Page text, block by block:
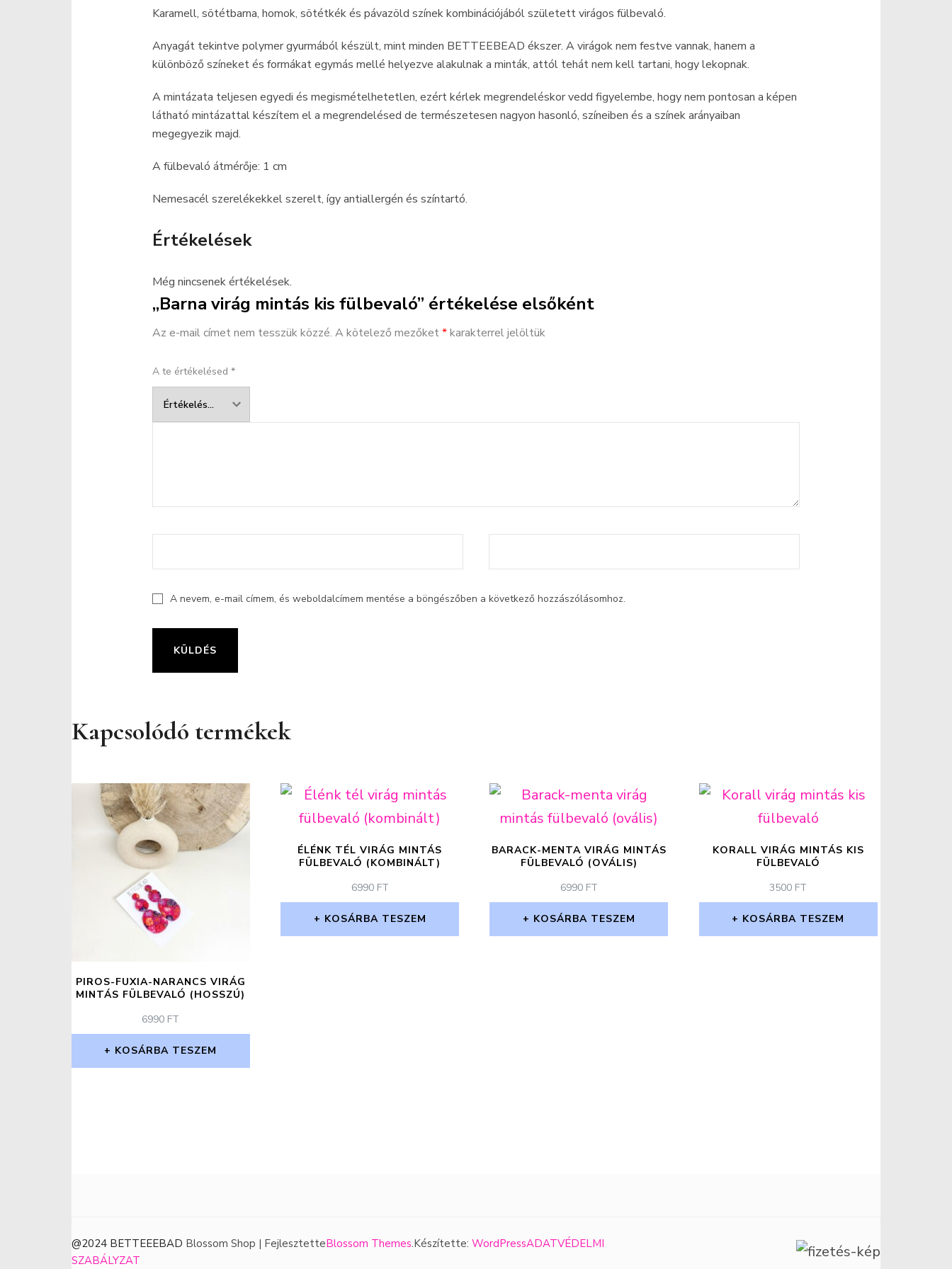
Karamell, sötétbarna, homok, sötétkék és pávazöld színek kombinációjából született virágos fülbevaló.
Anyagát tekintve polymer gyurmából készült, mint minden BETTEEBEAD ékszer. A virágok nem festve vannak, hanem a
különböző színeket és formákat egymás mellé helyezve alakulnak a minták, attól tehát nem kell tartani, hogy lekopnak.
A mintázata teljesen egyedi és megismételhetetlen, ezért kérlek megrendeléskor vedd figyelembe, hogy nem pontosan a képen
látható mintázattal készítem el a megrendelésed de természetesen nagyon hasonló, színeiben és a színek arányaiban
megegyezik majd.
A fülbevaló átmérője: 1 cm
Nemesacél szerelékekkel szerelt, így antiallergén és színtartó.
Értékelések
Még nincsenek értékelések.
„Barna virág mintás kis fülbevaló” értékelése elsőként
Az e-mail címet nem tesszük közzé. A kötelező mezőket*karakterrel jelöltük
A te értékelésed*
A nevem, e-mail címem, és weboldalcímem mentése a böngészőben a következő hozzászólásomhoz.
Kapcsolódó termékek
PIROS-FUXIA-NARANCS VIRÁG
MINTÁS FÜLBEVALÓ (HOSSZÚ)
6990 FT
KOSÁRBA TESZEM
ÉLÉNK TÉL VIRÁG MINTÁS
FÜLBEVALÓ (KOMBINÁLT)
6990 FT
KOSÁRBA TESZEM
BARACK-MENTA VIRÁG MINTÁS
FÜLBEVALÓ (OVÁLIS)
6990 FT
KOSÁRBA TESZEM
KORALL VIRÁG MINTÁS KIS
FÜLBEVALÓ
3500 FT
KOSÁRBA TESZEM
@2024 BETTEEEBAD Blossom Shop | FejlesztetteBlossom Themes.Készítette: WordPressADATVÉDELMI
SZABÁLYZAT